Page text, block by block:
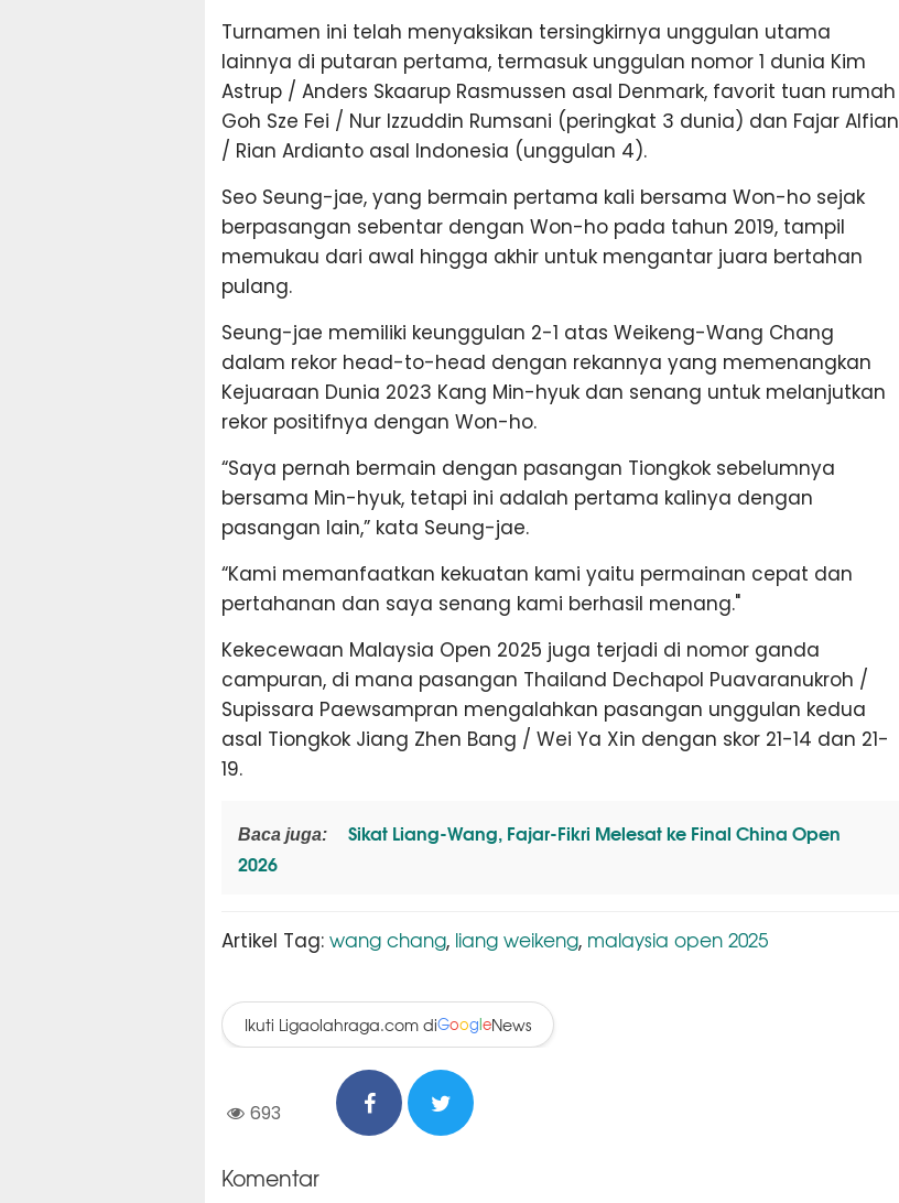
Turnamen ini telah menyaksikan tersingkirnya unggulan utama
lainnya di putaran pertama, termasuk unggulan nomor 1 dunia Kim
Astrup / Anders Skaarup Rasmussen asal Denmark, favorit tuan rumah
Goh Sze Fei / Nur Izzuddin Rumsani (peringkat 3 dunia) dan Fajar Alfian
/ Rian Ardianto asal Indonesia (unggulan 4).
Seo Seung-jae, yang bermain pertama kali bersama Won-ho sejak
berpasangan sebentar dengan Won-ho pada tahun 2019, tampil
memukau dari awal hingga akhir untuk mengantar juara bertahan
pulang.
Seung-jae memiliki keunggulan 2-1 atas Weikeng-Wang Chang
dalam rekor head-to-head dengan rekannya yang memenangkan
Kejuaraan Dunia 2023 Kang Min-hyuk dan senang untuk melanjutkan
rekor positifnya dengan Won-ho.
“Saya pernah bermain dengan pasangan Tiongkok sebelumnya
bersama Min-hyuk, tetapi ini adalah pertama kalinya dengan
pasangan lain,” kata Seung-jae.
“Kami memanfaatkan kekuatan kami yaitu permainan cepat dan
pertahanan dan saya senang kami berhasil menang."
Kekecewaan Malaysia Open 2025 juga terjadi di nomor ganda
campuran, di mana pasangan Thailand Dechapol Puavaranukroh /
Supissara Paewsampran mengalahkan pasangan unggulan kedua
asal Tiongkok Jiang Zhen Bang / Wei Ya Xin dengan skor 21-14 dan 21-
19.
Baca juga:
Sikat Liang-Wang, Fajar-Fikri Melesat ke Final China Open
2026
Artikel Tag: wang chang, liang weikeng, malaysia open 2025
Ikuti Ligaolahraga.com diGoogleNews
693
Komentar